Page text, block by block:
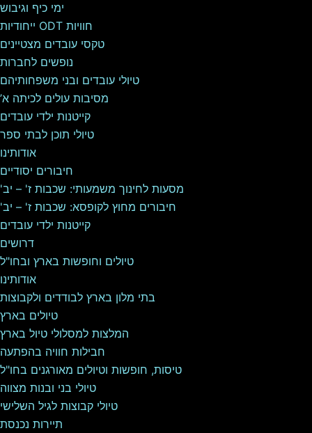
ימי כיף וגיבוש
חוויות ODT ייחודיות
טקסי עובדים מצטיינים
נופשים לחברות
טיולי עובדים ובני משפחותיהם
מסיבות עולים לכיתה א’
קייטנות ילדי עובדים
טיולי תוכן לבתי ספר
אודותינו
חיבורים יסודיים
מסעות לחינוך משמעותי: שכבות ז' – יב'
חיבורים מחוץ לקופסא: שכבות ז' – יב'
קייטנות ילדי עובדים
דרושים
טיולים וחופשות בארץ ובחו"ל
אודותינו
בתי מלון בארץ לבודדים ולקבוצות
טיולים בארץ
המלצות למסלולי טיול בארץ
חבילות חוויה בהפתעה
טיסות, חופשות וטיולים מאורגנים בחו"ל
טיולי בני ובנות מצווה
טיולי קבוצות לגיל השלישי
תיירות נכנסת